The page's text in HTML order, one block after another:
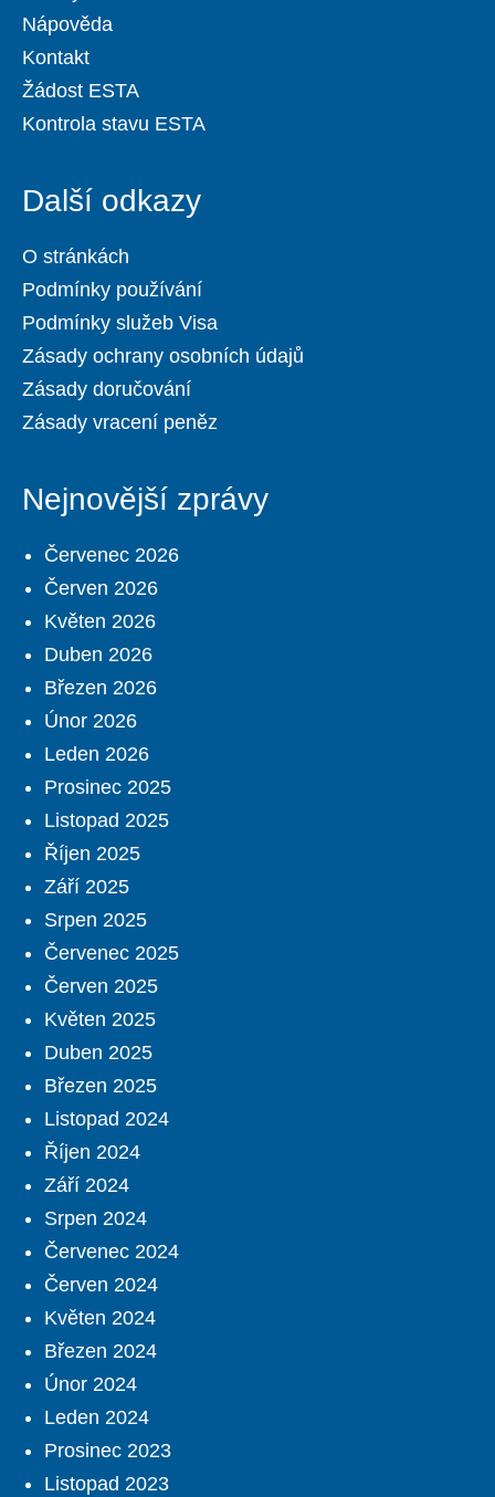
Nápověda
Kontakt
Žádost ESTA
Kontrola stavu ESTA
Další odkazy
O stránkách
Podmínky používání
Podmínky služeb Visa
Zásady ochrany osobních údajů
Zásady doručování
Zásady vracení peněz
Nejnovější zprávy
Červenec 2026
Červen 2026
Květen 2026
Duben 2026
Březen 2026
Únor 2026
Leden 2026
Prosinec 2025
Listopad 2025
Říjen 2025
Září 2025
Srpen 2025
Červenec 2025
Červen 2025
Květen 2025
Duben 2025
Březen 2025
Listopad 2024
Říjen 2024
Září 2024
Srpen 2024
Červenec 2024
Červen 2024
Květen 2024
Březen 2024
Únor 2024
Leden 2024
Prosinec 2023
Listopad 2023